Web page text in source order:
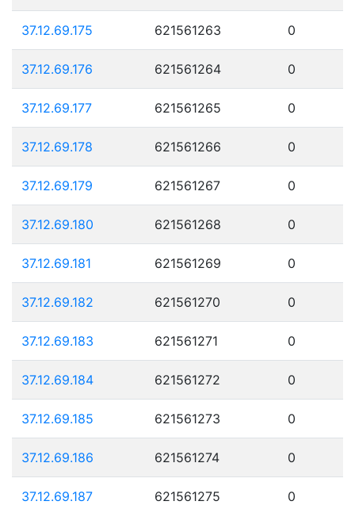
37.12.69.175 621561263 0
37.12.69.176 621561264 0
37.12.69.177 621561265 0
37.12.69.178 621561266 0
37.12.69.179 621561267 0
37.12.69.180 621561268 0
37.12.69.181 621561269 0
37.12.69.182 621561270 0
37.12.69.183 621561271 0
37.12.69.184 621561272 0
37.12.69.185 621561273 0
37.12.69.186 621561274 0
37.12.69.187 621561275 0